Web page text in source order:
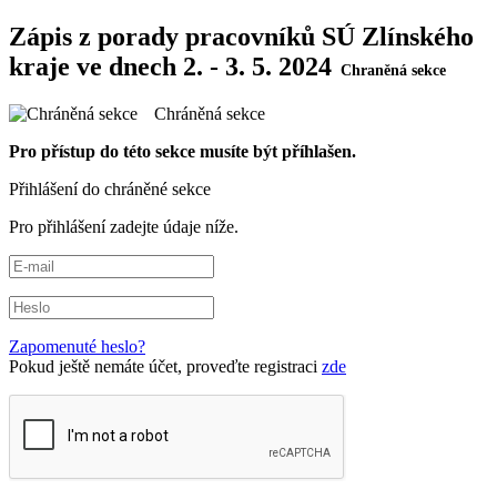
Zápis z porady pracovníků SÚ Zlínského
kraje ve dnech 2. - 3. 5. 2024
Chráněná sekce
Pro přístup do této sekce musíte být příhlašen.
Přihlášení do chráněné sekce
Pro přihlášení zadejte údaje níže.
Zapomenuté heslo?
Pokud ještě nemáte účet, proveďte registraci zde